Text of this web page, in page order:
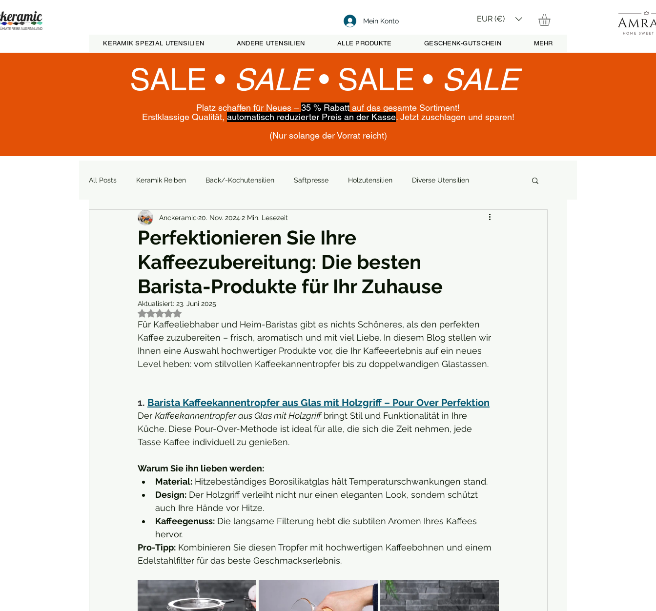
Mein Konto EUR (€)
KERAMIK SPEZIAL UTENSILIEN ANDERE UTENSILIEN ALLE PRODUKTE GESCHENK-GUTSCHEIN MEHR
SALE • SALE• SALE • SALE
Platz schaffen für Neues – 35 % Rabatt auf das gesamte Sortiment!
Erstklassige Qualität, automatisch reduzierter Preis an der Kasse. Jetzt zuschlagen und sparen!
(Nur solange der Vorrat reicht)
All Posts Keramik Reiben Back/-Kochutensilien Saftpresse Holzutensilien Diverse Utensilien
LECKERE REZEPTE Allgemein Outdoor
Perfektionieren Sie Ihre
Kaffeezubereitung: Die besten
Barista-Produkte für Ihr Zuhause
Anckeramic 20. Nov. 20242 Min. Lesezeit
Aktualisiert: 23. Juni 2025
Mit NaN von 5 Sternen bewertet.
Für Kaffeeliebhaber und Heim-Baristas gibt es nichts Schöneres, als den perfekten
Kaffee zuzubereiten – frisch, aromatisch und mit viel Liebe. In diesem Blog stellen wir
Ihnen eine Auswahl hochwertiger Produkte vor, die Ihr Kaffeeerlebnis auf ein neues
Level heben: vom stilvollen Kaffeekannentropfer bis zu doppelwandigen Glastassen.
1. Barista Kaffeekannentropfer aus Glas mit Holzgriff – Pour Over Perfektion
Der Kaffeekannentropfer aus Glas mit Holzgriff bringt Stil und Funktionalität in Ihre
Küche. Diese Pour-Over-Methode ist ideal für alle, die sich die Zeit nehmen, jede
Tasse Kaffee individuell zu genießen.
Warum Sie ihn lieben werden:
Material: Hitzebeständiges Borosilikatglas hält Temperaturschwankungen stand.
Design: Der Holzgriff verleiht nicht nur einen eleganten Look, sondern schützt
auch Ihre Hände vor Hitze.
Kaffeegenuss: Die langsame Filterung hebt die subtilen Aromen Ihres Kaffees
hervor.
Pro-Tipp: Kombinieren Sie diesen Tropfer mit hochwertigen Kaffeebohnen und einem
Edelstahlfilter für das beste Geschmackserlebnis.